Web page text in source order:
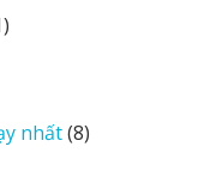
1
nhất 88